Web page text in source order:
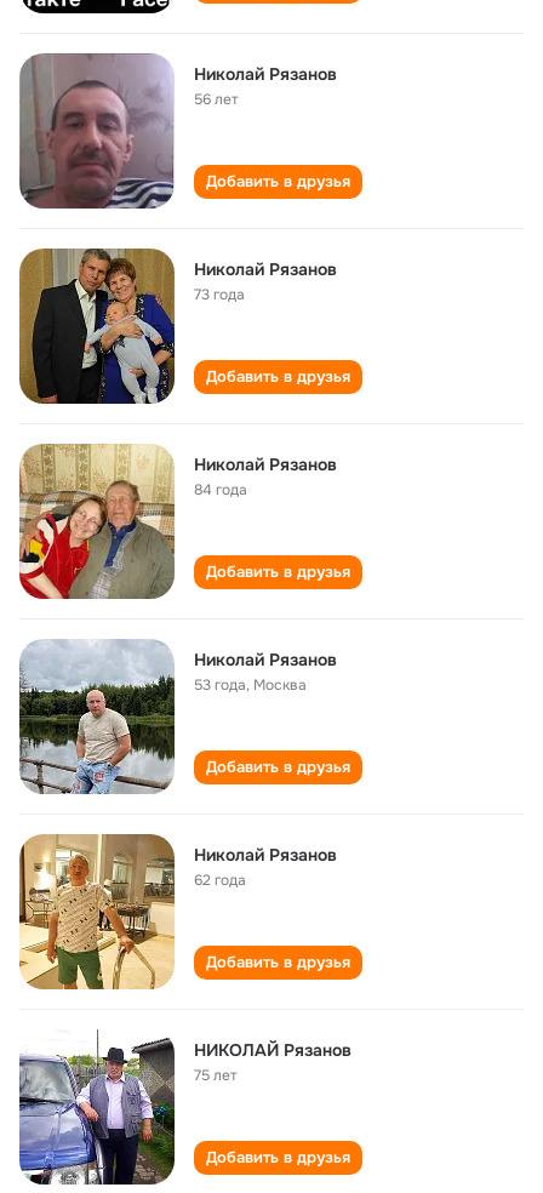
Николай Рязанов
56 лет
Добавить в друзья
Николай Рязанов
73 года
Добавить в друзья
Николай Рязанов
84 года
Добавить в друзья
Николай Рязанов
53 года, Москва
Добавить в друзья
Николай Рязанов
62 года
Добавить в друзья
НИКОЛАЙ Рязанов
75 лет
Добавить в друзья